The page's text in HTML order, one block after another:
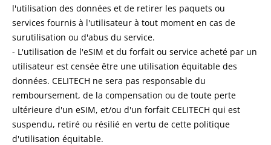
l'utilisation des données et de retirer les paquets ou
services fournis à l'utilisateur à tout moment en cas de
surutilisation ou d'abus du service.
- L'utilisation de l'eSIM et du forfait ou service acheté par un
utilisateur est censée être une utilisation équitable des
données. CELITECH ne sera pas responsable du
remboursement, de la compensation ou de toute perte
ultérieure d'un eSIM, et/ou d'un forfait CELITECH qui est
suspendu, retiré ou résilié en vertu de cette politique
d'utilisation équitable.